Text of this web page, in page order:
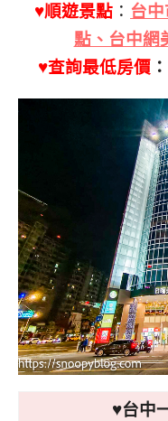
♥順遊景點 ： 台
點、台中網
♥查詢最低房價
♥台中